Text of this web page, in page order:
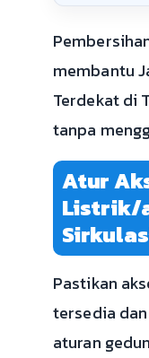
membantu
Terdekat di
tanpa
Atur
Listrik/
Pastikan
tersedia
aturan